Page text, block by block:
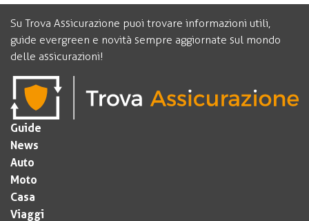
Su Trova Assicurazione puoi trovare informazioni utili,
guide evergreen e novità sempre aggiornate sul mondo
delle assicurazioni!
Guide
News
Auto
Moto
Casa
Viaggi